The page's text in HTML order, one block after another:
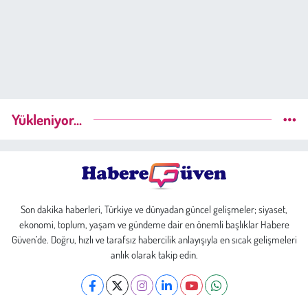
Yükleniyor...
Son dakika haberleri, Türkiye ve dünyadan güncel gelişmeler; siyaset,
ekonomi, toplum, yaşam ve gündeme dair en önemli başlıklar Habere
Güven’de. Doğru, hızlı ve tarafsız habercilik anlayışıyla en sıcak gelişmeleri
anlık olarak takip edin.